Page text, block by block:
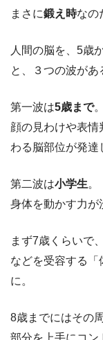
まさに鍛え時なの
人間の脳を、5歳
と、３つの波があ
第一波は5歳まで。
顔の見わけや表
わる脳部位が発達
第二波は小学生。
身体を動かす力が
まず7歳くらいで
などを受容する「
に。
8歳までにはその
部分を上手にコン